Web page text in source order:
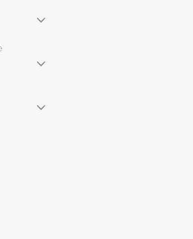
dei cookie tecnici. La chiusura del
la continuazione della navigazione